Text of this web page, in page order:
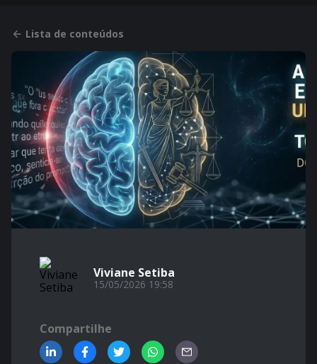
Lista de conteúdos
Viviane Setiba
15/05/2026 19:58
Compartilhe